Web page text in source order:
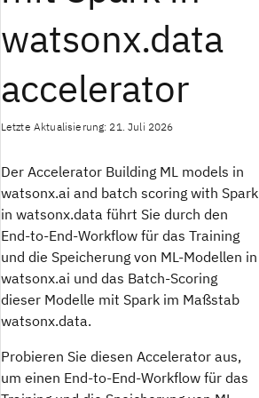
watsonx.data
accelerator
Letzte Aktualisierung: 21. Juli 2026
Der Accelerator Building ML models in
watsonx.ai and batch scoring with Spark
in watsonx.data führt Sie durch den
End-to-End-Workflow für das Training
und die Speicherung von ML-Modellen in
watsonx.ai und das Batch-Scoring
dieser Modelle mit Spark im Maßstab
watsonx.data.
Probieren Sie diesen Accelerator aus,
um einen End-to-End-Workflow für das